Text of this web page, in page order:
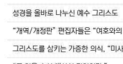
성경을 올바로 나누신 예수 그리스도
“개역/개정판” 편집자들은 “여호와
그리스도를 삼키는 가증한 의식, “미